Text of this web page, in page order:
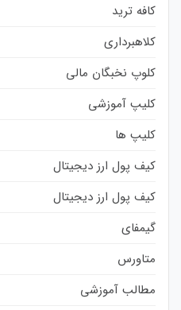
کافه ترید
کلاهبرداری
کلوپ نخبگان مالی
کلیپ آموزشی
کلیپ ها
کیف پول ارز دیجیتال
کیف پول ارز دیجیتال
گیمفای
متاورس
مطالب آموزشی